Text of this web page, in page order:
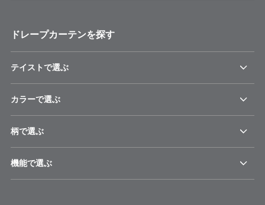
ドレープカーテンを探す
テイストで選ぶ
カラーで選ぶ
柄で選ぶ
機能で選ぶ